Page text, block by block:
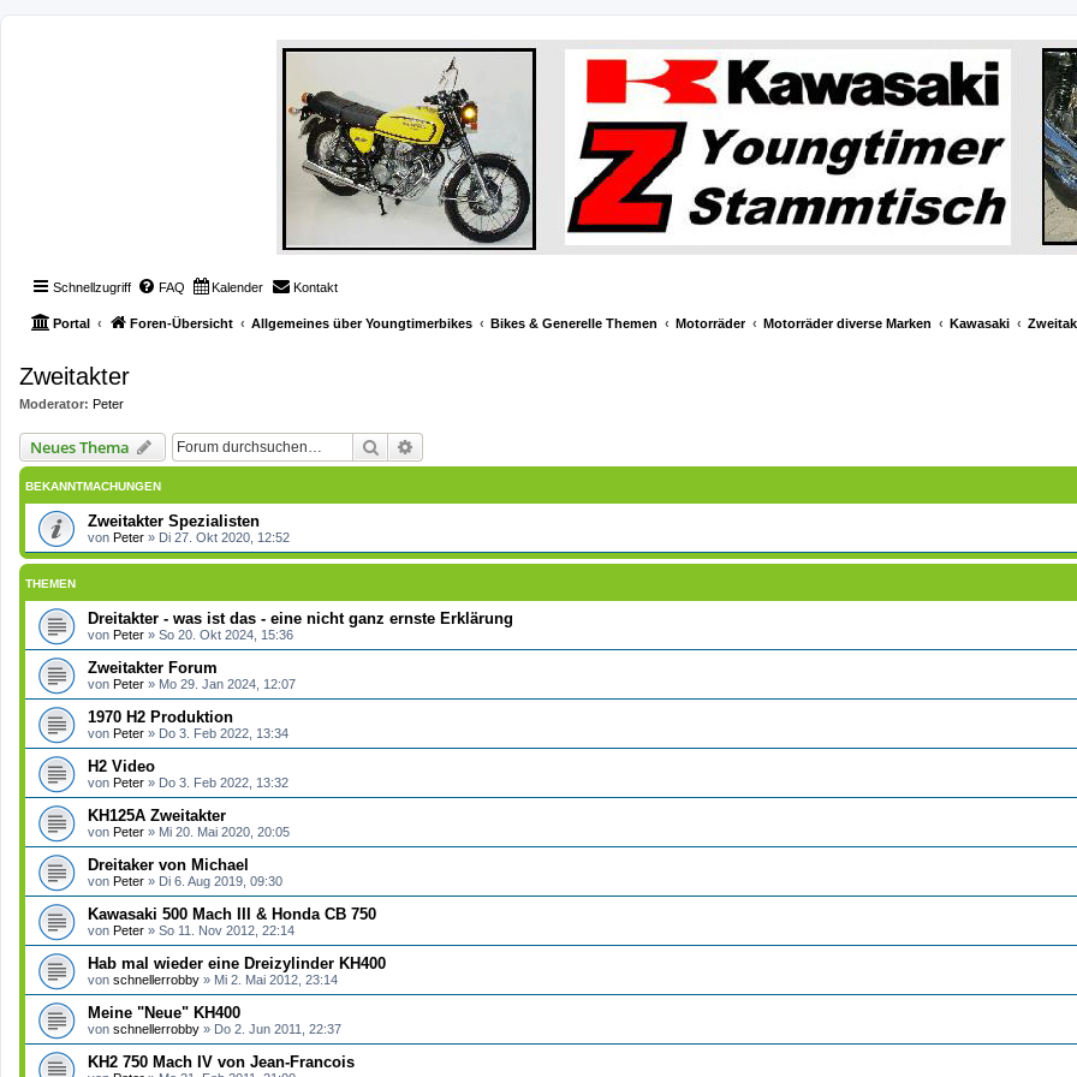
Schnellzugriff FAQ Kalender Kontakt
Portal Foren-Übersicht Allgemeines über Youngtimerbikes Bikes & Generelle Themen Motorräder Motorräder diverse Marken Kawasaki
Zweitakter
Moderator: Peter
Neues Thema Suche
BEKANNTMACHUNGEN
Zweitakter Spezialisten
von Peter » Di 27. Okt 2020, 12:52
THEMEN
Dreitakter - was ist das - eine nicht ganz ernste Erklärung
von Peter » So 20. Okt 2024, 15:36
Zweitakter Forum
von Peter » Mo 29. Jan 2024, 12:07
1970 H2 Produktion
von Peter » Do 3. Feb 2022, 13:34
H2 Video
von Peter » Do 3. Feb 2022, 13:32
KH125A Zweitakter
von Peter » Mi 20. Mai 2020, 20:05
Dreitaker von Michael
von Peter » Di 6. Aug 2019, 09:30
Kawasaki 500 Mach III & Honda CB 750
von Peter » So 11. Nov 2012, 22:14
Hab mal wieder eine Dreizylinder KH400
von schnellerrobby » Mi 2. Mai 2012, 23:14
Meine "Neue" KH400
von schnellerrobby » Do 2. Jun 2011, 22:37
KH2 750 Mach IV von Jean-Francois